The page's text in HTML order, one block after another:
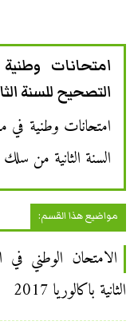
امتحانات
التصحيح للسنة
امتحانات وطنية في
السنة الثانية من سلك
مواضيع هذا القسم:
الامتحان الوطني في
الثانية باكالوريا 2017